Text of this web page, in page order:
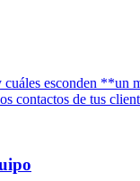
esconden
contactos de tus